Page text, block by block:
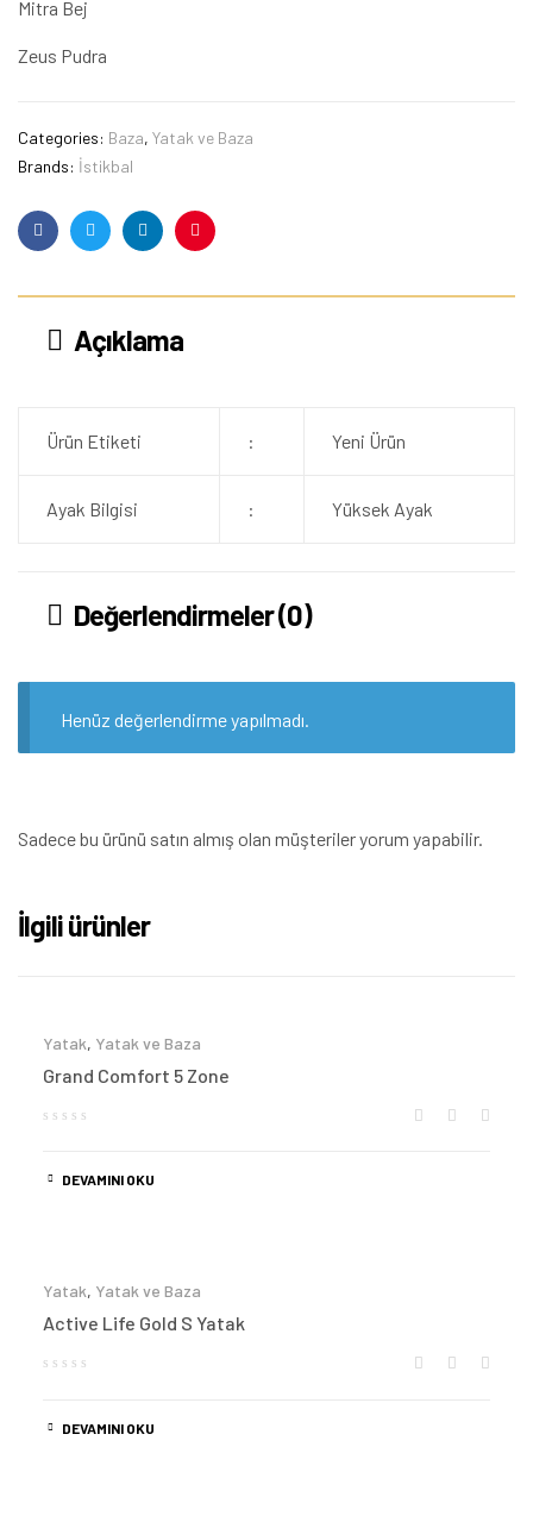
Mitra Bej
Zeus Pudra
Categories: Baza, Yatak ve Baza
Brands: İstikbal
FacebookTwitterLinkedinPinterest
Açıklama
Ürün Etiketi : Yeni Ürün
Ayak Bilgisi : Yüksek Ayak
Değerlendirmeler (0)
Henüz değerlendirme yapılmadı.
Sadece bu ürünü satın almış olan müşteriler yorum yapabilir.
İlgili ürünler
Yatak, Yatak ve Baza
Grand Comfort 5 Zone
DEVAMINI OKU
Yatak, Yatak ve Baza
Active Life Gold S Yatak
DEVAMINI OKU